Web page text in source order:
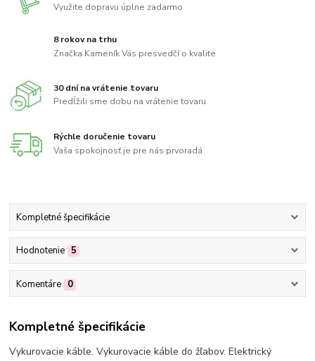
Využite dopravu úplne zadarmo
8 rokov na trhu
Značka Kameník Vás presvedčí o kvalite
30 dní na vrátenie tovaru
Predĺžili sme dobu na vrátenie tovaru
Rýchle doručenie tovaru
Vaša spokojnosť je pre nás prvoradá
Kompletné špecifikácie
Hodnotenie 5
Komentáre 0
Kompletné špecifikácie
Vykurovacie káble. Vykurovacie káble do žľabov. Elektrický